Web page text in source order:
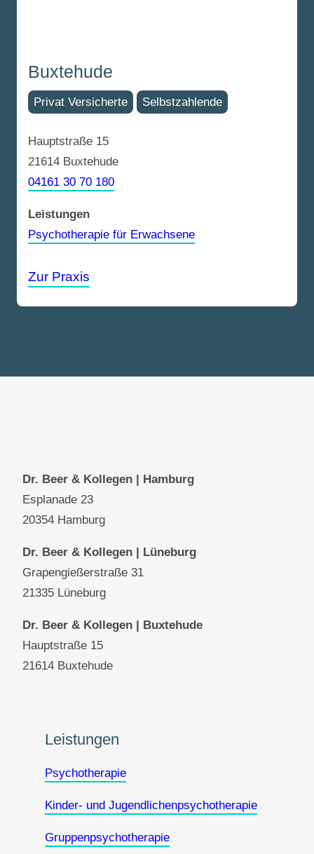
Buxtehude
Privat Versicherte Selbstzahlende
Hauptstraße 15
21614 Buxtehude
04161 30 70 180
Leistungen
Psychotherapie für Erwachsene
Zur Praxis
Dr. Beer & Kollegen | Hamburg
Esplanade 23
20354 Hamburg
Dr. Beer & Kollegen | Lüneburg
Grapengießerstraße 31
21335 Lüneburg
Dr. Beer & Kollegen | Buxtehude
Hauptstraße 15
21614 Buxtehude
Leistungen
Psychotherapie
Kinder- und Jugendlichenpsychotherapie
Gruppenpsychotherapie